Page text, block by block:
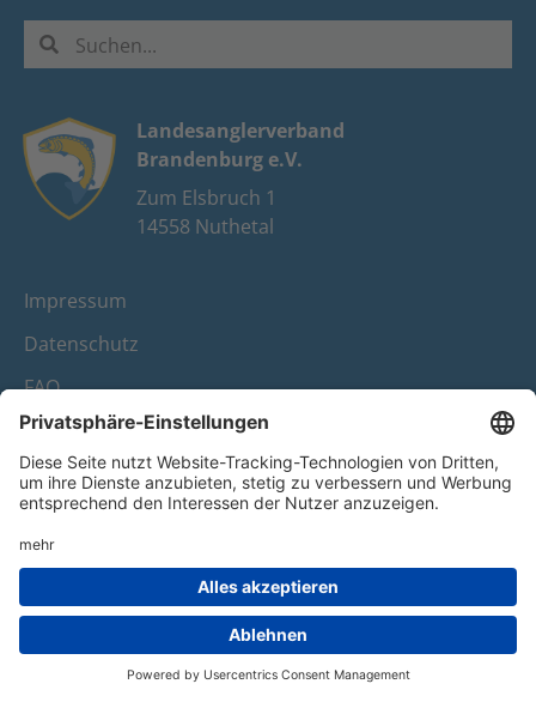
Landesanglerverband
Brandenburg e.V.
Zum Elsbruch 1
14558 Nuthetal
Impressum
Datenschutz
FAQ
Youtube
Facebook